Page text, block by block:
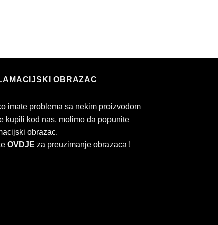
OBRAZAC
imate problema sa nekim proizvodom
kupili kod nas, molimo da popunite
obrazac.
OVDJE za preuzimanje obrazaca !